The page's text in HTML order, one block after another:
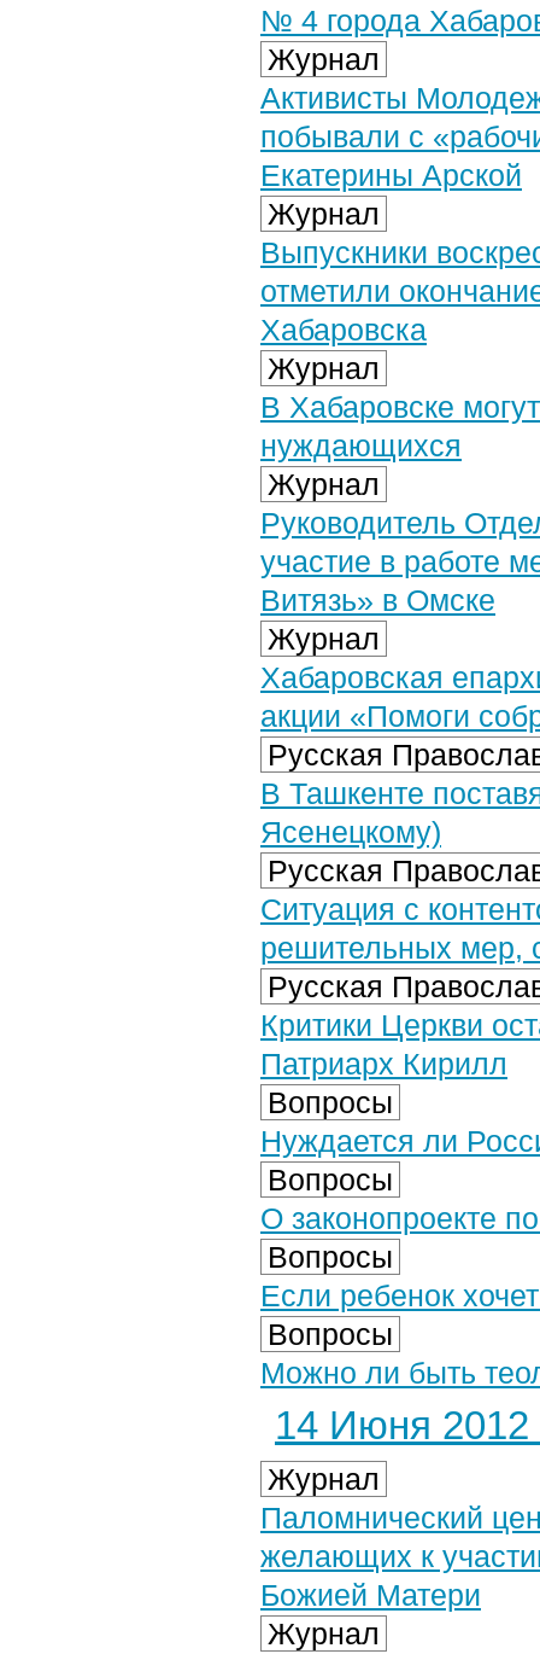
№ 4 города
Журнал
Активисты
побывали с
Екатерины Арской
Журнал
Выпускники
отметили
Хабаровска
Журнал
В Хабаровске
нуждающихся
Журнал
Руководитель
участие в работе
Витязь» в Омске
Журнал
Хабаровская
акции «Помоги
Русская
В Ташкенте
Ясенецкому)
Русская
Ситуация с
решительных мер,
Русская
Критики Церкви
Патриарх Кирилл
Вопросы
Нуждается ли
Вопросы
О законопроекте
Вопросы
Если ребенок
Вопросы
Можно ли быть
14 Июня 2012
Журнал
Паломнический
желающих к
Божией Матери
Журнал